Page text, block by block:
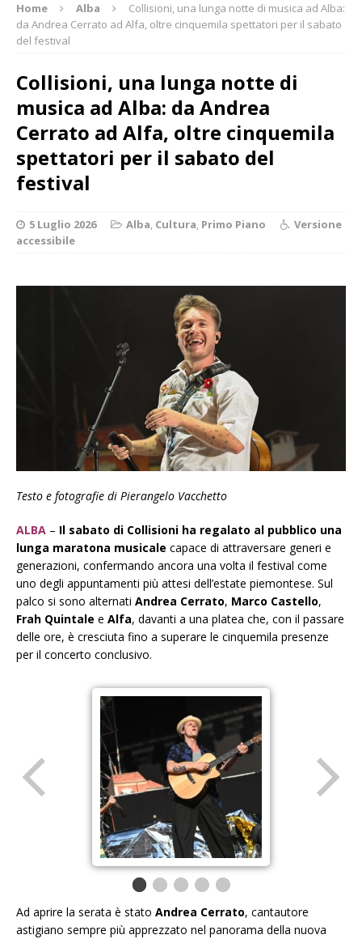
Home Alba
Collisioni, una lunga notte di musica ad Alba:
da Andrea Cerrato ad Alfa, oltre cinquemila spettatori per il sabato
del festival
Collisioni, una lunga notte di
musica ad Alba: da Andrea
Cerrato ad Alfa, oltre cinquemila
spettatori per il sabato del
festival
5 Luglio 2026 Alba, Cultura, Primo Piano
Versione
accessibile
Testo e fotografie di Pierangelo Vacchetto
ALBA – Il sabato di Collisioni ha regalato al pubblico una
lunga maratona musicale capace di attraversare generi e
generazioni, confermando ancora una volta il festival come
uno degli appuntamenti più attesi dell’estate piemontese. Sul
palco si sono alternati Andrea Cerrato, Marco Castello,
Frah Quintale e Alfa, davanti a una platea che, con il passare
delle ore, è cresciuta fino a superare le cinquemila presenze
per il concerto conclusivo.
Ad aprire la serata è stato Andrea Cerrato, cantautore
astigiano sempre più apprezzato nel panorama della nuova